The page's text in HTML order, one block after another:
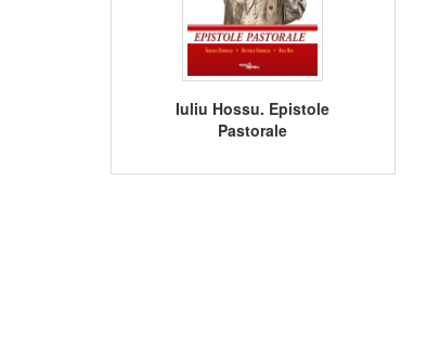
Iuliu Hossu. Epistole
Pastorale